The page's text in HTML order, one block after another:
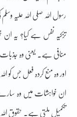
رسول اللہ صلی اللہ علیہ
تزکیہ نفس ہے کیا؟ یہ ان
منافی ہے۔ یعنی وہ جذبات و
اور وہ منع کردہ فعل جس کو
ان خواہشات میں وہ سارے
تکمیل ملتی ہے۔ حقوق